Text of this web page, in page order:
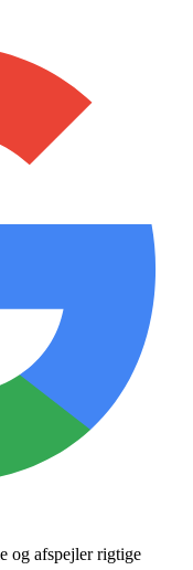
og afspejler rigtige